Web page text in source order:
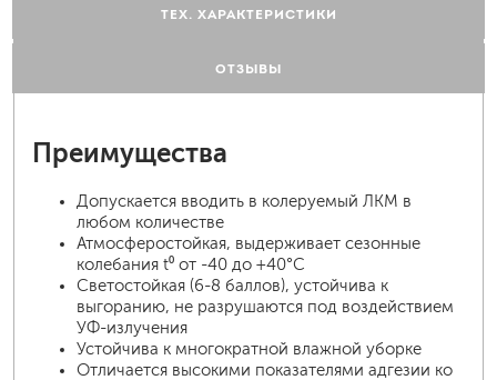
ТЕХ. ХАРАКТЕРИСТИКИ
ОТЗЫВЫ
Преимущества
Допускается вводить в колеруемый ЛКМ в
любом количестве
Атмосферостойкая, выдерживает сезонные
колебания t⁰ от -40 до +40°С
Светостойкая (6-8 баллов), устойчива к
выгоранию, не разрушаются под воздействием
УФ-излучения
Устойчива к многократной влажной уборке
Отличается высокими показателями адгезии ко